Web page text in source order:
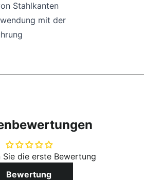
Stahlkanten
mit der
Sie die erste Bewertung
Bewertung